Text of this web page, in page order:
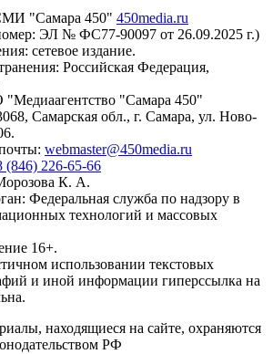
"Самара 450" 450media.ru
ЭЛ № ФС77-90097 от 26.09.2025 г.)
сетевое издание.
Российская Федерация,
"Самара 450"
Самарская обл., г. Самара, ул. Ново-
webmaster@450media.ru
(846) 226-65-66
К. А.
Федеральная служба по надзору в
технологий и массовых
16+.
использовании текстовых
и иной информации гиперссылка на
находящиеся на сайте, охраняются
РФ